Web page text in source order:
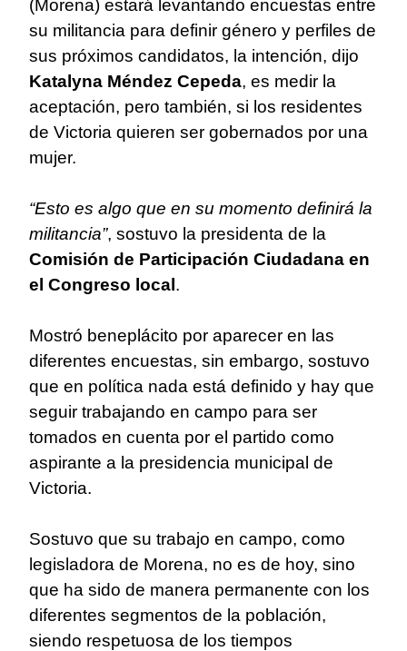
(Morena) estará levantando encuestas entre
su militancia para definir género y perfiles de
sus próximos candidatos, la intención, dijo
Katalyna Méndez Cepeda, es medir la
aceptación, pero también, si los residentes
de Victoria quieren ser gobernados por una
mujer.
“Esto es algo que en su momento definirá la
militancia”, sostuvo la presidenta de la
Comisión de Participación Ciudadana en
el Congreso local.
Mostró beneplácito por aparecer en las
diferentes encuestas, sin embargo, sostuvo
que en política nada está definido y hay que
seguir trabajando en campo para ser
tomados en cuenta por el partido como
aspirante a la presidencia municipal de
Victoria.
Sostuvo que su trabajo en campo, como
legisladora de Morena, no es de hoy, sino
que ha sido de manera permanente con los
diferentes segmentos de la población,
siendo respetuosa de los tiempos